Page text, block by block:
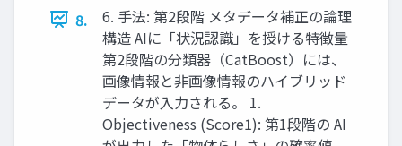
8.
6. 手法: 第2段階 メタデータ補正の論理
構造 AIに「状況認識」を授ける特徴量
第2段階の分類器（CatBoost）には、
画像情報と非画像情報のハイブリッド
データが入力される。 1.
Objectiveness (Score1): 第1段階の AI